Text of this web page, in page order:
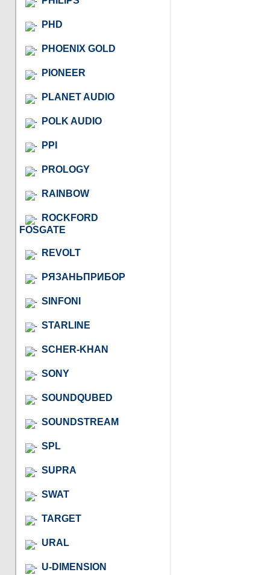
PHD
PHOENIX GOLD
PIONEER
PLANET AUDIO
POLK AUDIO
PPI
PROLOGY
RAINBOW
ROCKFORD
FOSGATE
REVOLT
РЯЗАНЬПРИБОР
SINFONI
STARLINE
SCHER-KHAN
SONY
SOUNDQUBED
SOUNDSTREAM
SPL
SUPRA
SWAT
TARGET
URAL
U-DIMENSION